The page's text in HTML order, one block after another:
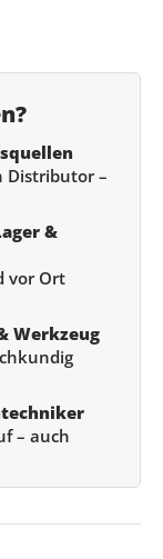
Distributor –
&
vor Ort
Werkzeug
– auch